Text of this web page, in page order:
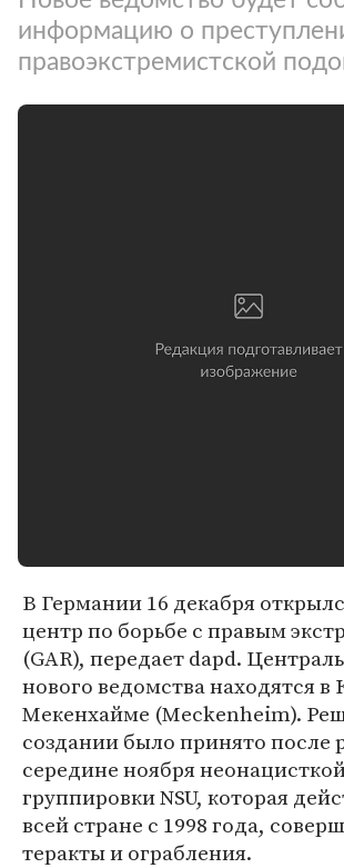
информацию о
правоэкстремистской
В Германии 16 декабря
центр по борьбе с правым
(GAR), передает dapd.
нового ведомства находятся в
Мекенхайме (Meckenheim).
создании было принято после
середине ноября
группировки NSU, которая
всей стране с 1998 года,
теракты и ограбления.